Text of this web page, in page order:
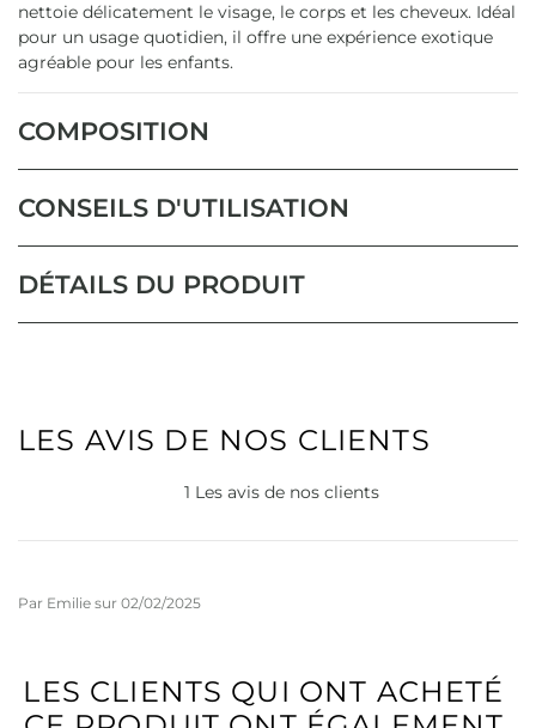
nettoie délicatement le visage, le corps et les cheveux. Idéal
pour un usage quotidien, il offre une expérience exotique
agréable pour les enfants.
COMPOSITION
CONSEILS D'UTILISATION
DÉTAILS DU PRODUIT
LES AVIS DE NOS CLIENTS
1 Les avis de nos clients
Par Emilie sur 02/02/2025
LES CLIENTS QUI ONT ACHETÉ